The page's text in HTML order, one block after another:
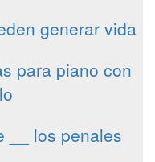
generar vida
para piano con
__ los penales